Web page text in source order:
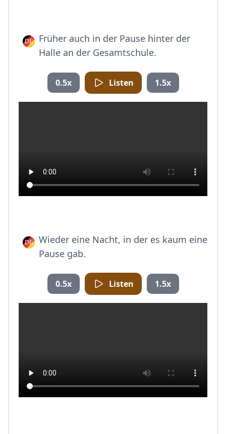
Früher auch in der Pause hinter der
Halle an der Gesamtschule.
0.5x Listen 1.5x
Wieder eine Nacht, in der es kaum eine
Pause gab.
0.5x Listen 1.5x